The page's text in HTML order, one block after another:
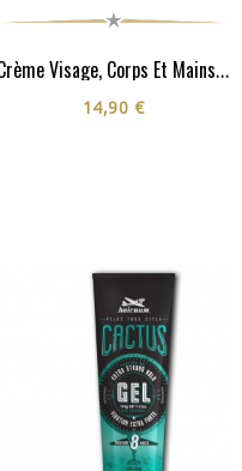
Crème Visage, Corps Et Mains - Cosmos Organic**
14,90 €